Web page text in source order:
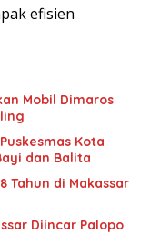
efisien
Mobil Dimaros
Kota
dan Balita
Tahun di Makassar
Diincar Palopo